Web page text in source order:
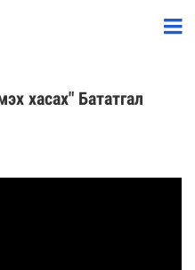
хасах" Бататгал